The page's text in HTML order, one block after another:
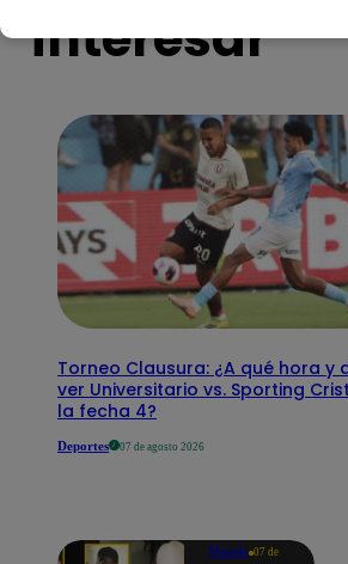
interesar
Torneo Clausura: ¿A qué hora y
ver Universitario vs. Sporting
la fecha 4?
Deportes 07 de agosto 2026
Mundo 07 de